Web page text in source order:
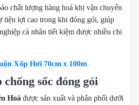
chất lượng hàng hoá khi vận chuyển
tiện lợi cao trong khi đóng gói, giúp
cá nhân tiết kiệm được nhiều chi
Xốp Hơi 70cm x 100m
sốc đóng gói
Hoà được sản xuất và phân phối dưới